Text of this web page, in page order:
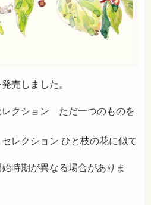
売しました。
レクション ただ一つのものを
レクション ひと枝の花に似て
時期が異なる場合がありま